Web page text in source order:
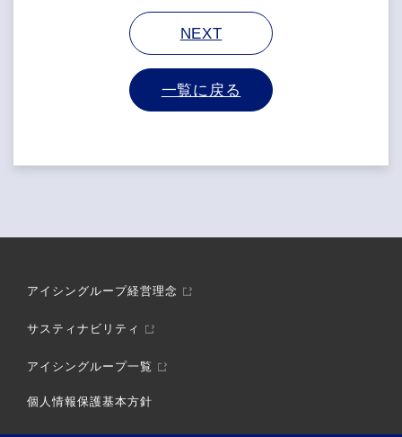
一覧に戻る
NEXT
アイシングループ経営理念
サスティナビリティ
アイシングループ一覧
個人情報保護基本方針